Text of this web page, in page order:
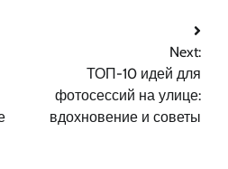
Next:
ТОП-10 идей для
фотосессий на улице:
вдохновение и советы